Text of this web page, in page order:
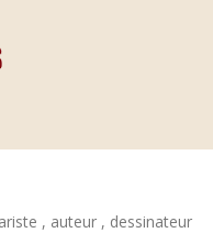
, auteur , dessinateur